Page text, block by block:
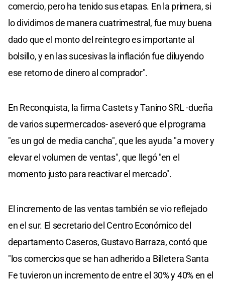
comercio, pero ha tenido sus etapas. En la primera, si
lo dividimos de manera cuatrimestral, fue muy buena
dado que el monto del reintegro es importante al
bolsillo, y en las sucesivas la inflación fue diluyendo
ese retorno de dinero al comprador".
En Reconquista, la firma Castets y Tanino SRL -dueña
de varios supermercados- aseveró que el programa
"es un gol de media cancha", que les ayuda "a mover y
elevar el volumen de ventas", que llegó "en el
momento justo para reactivar el mercado".
El incremento de las ventas también se vio reflejado
en el sur. El secretario del Centro Económico del
departamento Caseros, Gustavo Barraza, contó que
"los comercios que se han adherido a Billetera Santa
Fe tuvieron un incremento de entre el 30% y 40% en el